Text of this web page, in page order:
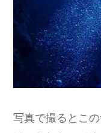
写真で撮るとこ